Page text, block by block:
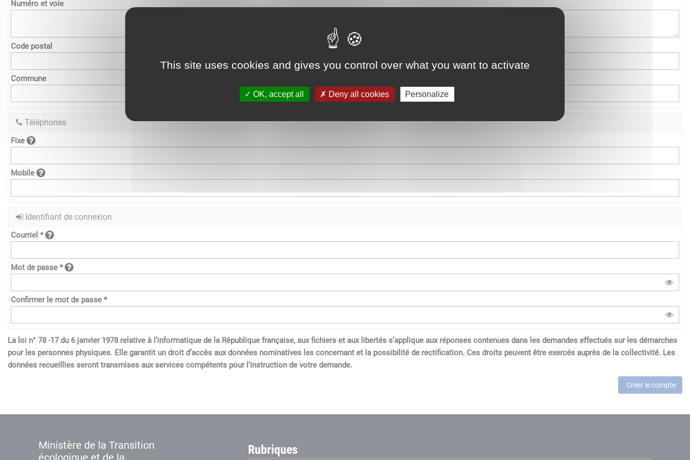
This site uses cookies and gives you control over what you want to activate
OK, accept all Deny all cookies Personalize
Numéro et voie
Code postal
Commune
Téléphones
Fixe
Mobile
Identifiant de connexion
Courriel *
Mot de passe *
Confirmer le mot de passe *
La loi n° 78 -17 du 6 janvier 1978 relative à l’informatique de la République française, aux fichiers et aux libertés s’applique aux réponses contenues dans les demandes effectués sur les démarches
pour les personnes physiques. Elle garantit un droit d’accès aux données nominatives les concernant et la possibilité de rectification. Ces droits peuvent être exercés auprès de la collectivité. Les
données recueillies seront transmises aux services compétents pour l’instruction de votre demande.
Créer le compte
Ministère de la Transition
écologique et de la
Rubriques